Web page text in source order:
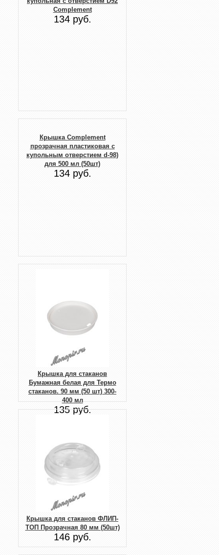
Complement
134 руб.
Крышка Complement
прозрачная пластиковая с
купольным отверстием d-98)
для 500 мл (50шт)
134 руб.
Крышка для стаканов
Бумажная белая для Термо
стаканов. 90 мм (50 шт) 300-
400 мл
135 руб.
Крышка для стаканов ФЛИП-
ТОП Прозрачная 80 мм (50шт)
146 руб.